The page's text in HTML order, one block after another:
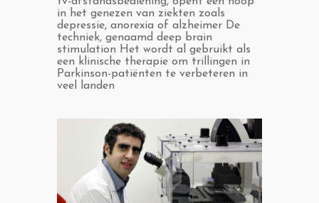
in het genezen van ziekten zoals
depressie, anorexia of alzheimer De
techniek, genaamd deep brain
stimulation Het wordt al gebruikt als
een klinische therapie om trillingen in
Parkinson-patiënten te verbeteren in
veel landen